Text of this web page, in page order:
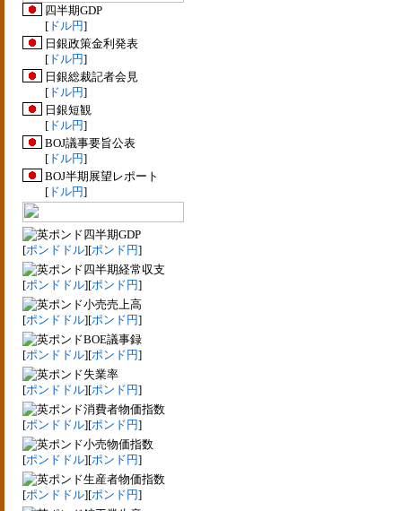
四半期GDP
[ ドル円]
日銀政策金利発表
[ ドル円]
日銀総裁記者会見
[ ドル円]
日銀短観
[ ドル円]
BOJ議事要旨公表
[ ドル円]
BOJ半期展望レポート
[ ドル円]
四半期GDP
[ポンドドル][ポンド円]
四半期経常収支
[ポンドドル][ポンド円]
小売売上高
[ポンドドル][ポンド円]
BOE議事録
[ポンドドル][ポンド円]
失業率
[ポンドドル][ポンド円]
消費者物価指数
[ポンドドル][ポンド円]
小売物価指数
[ポンドドル][ポンド円]
生産者物価指数
[ポンドドル][ポンド円]